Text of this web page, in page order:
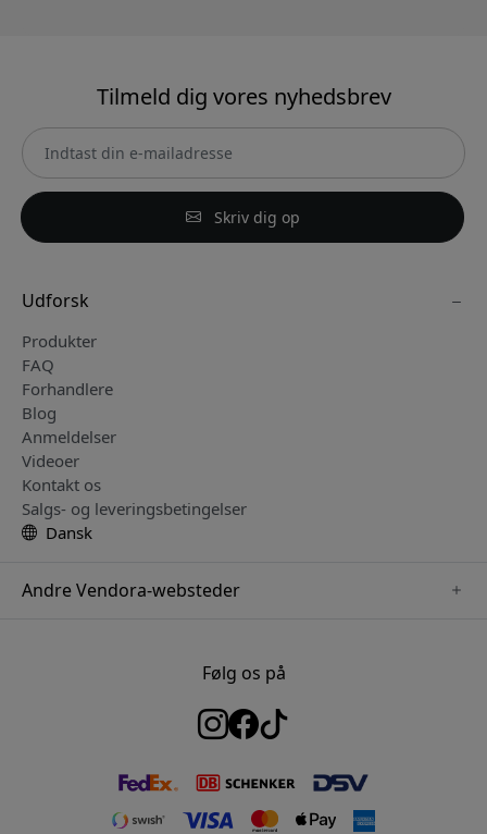
Tilmeld dig vores nyhedsbrev
Skriv dig op
Udforsk
Produkter
FAQ
Forhandlere
Blog
Anmeldelser
Videoer
Kontakt os
Salgs- og leveringsbetingelser
Dansk
Andre Vendora-websteder
www.nordicsmartlight.se
Følg os på